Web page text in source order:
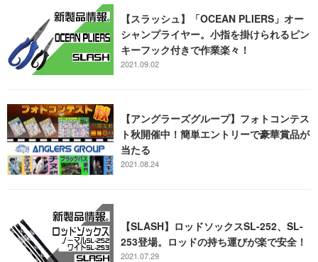
【スラッシュ】「OCEAN PLIERS」オー
シャンプライヤー。小指を掛けられるピン
キーフック付きで作業楽々！
2021.09.02
【アングラーズグループ】フォトコンテス
ト秋開催中！簡単エントリーで豪華賞品が
当たる
2021.08.24
【SLASH】ロッドソックスSL-252、SL-
253登場。ロッドの持ち運びが楽で安全！
2021.07.29